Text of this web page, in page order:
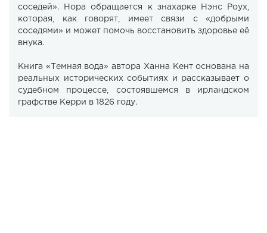
соседей». Нора обращается к знахарке Нэнс Роух,
которая, как говорят, имеет связи с «добрыми
соседями» и может помочь восстановить здоровье её
внука.
Книга «Темная вода» автора Ханна Кент основана на
реальных исторических событиях и рассказывает о
судебном процессе, состоявшемся в ирландском
графстве Керри в 1826 году.